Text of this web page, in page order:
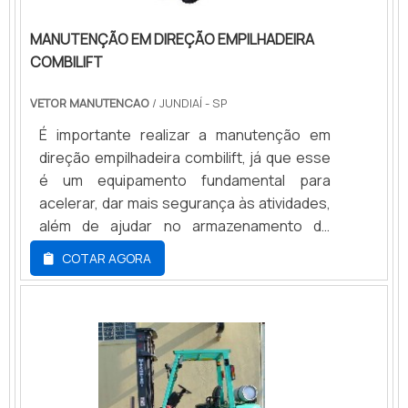
Brasil, a equipe passa por constantes
treinamentos para ficarem sempre
de confiança e respeito que a empresa
tem com seus clientes e parceiros.Peça já
uma cotação!.
MANUTENÇÃO EM DIREÇÃO EMPILHADEIRA
COMBILIFT
VETOR MANUTENCAO / JUNDIAÍ - SP
É importante realizar a manutenção em
direção empilhadeira combilift, já que esse
é um equipamento fundamental para
acelerar, dar mais segurança às atividades,
além de ajudar no armazenamento de
materiais, otimizando o uso dos
espaços. Contudo é necessário estar
operadores não sejam submetidos às
paradas inesperadas nas
atividades. Características fundamentais
COTAR AGORA